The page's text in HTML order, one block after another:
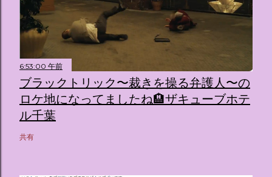
6:53:00 午前
ブラックトリック〜裁きを操る弁護人〜の
ロケ地になってましたね🏨ザキューブホテ
ル千葉
共有